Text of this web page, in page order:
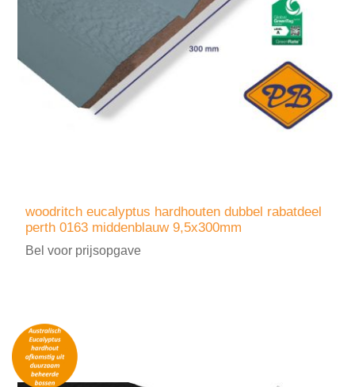
woodritch eucalyptus hardhouten dubbel rabatdeel
perth 0163 middenblauw 9,5x300mm
Bel voor prijsopgave